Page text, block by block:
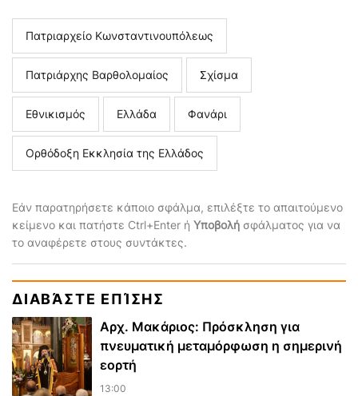
Πατριαρχείο Κωνσταντινουπόλεως
Πατριάρχης Βαρθολομαίος Σχίσμα
Εθνικισμός Ελλάδα Φανάρι
Ορθόδοξη Εκκλησία της Ελλάδος
Εάν παρατηρήσετε κάποιο σφάλμα, επιλέξτε το απαιτούμενο
κείμενο και πατήστε Ctrl+Enter ή Υποβολή σφάλματος για να
το αναφέρετε στους συντάκτες.
ΔΙΑΒΆΣΤΕ ΕΠΊΣΗΣ
Αρχ. Μακάριος: Πρόσκληση για
πνευματική μεταμόρφωση η σημερινή
εορτή
13:00